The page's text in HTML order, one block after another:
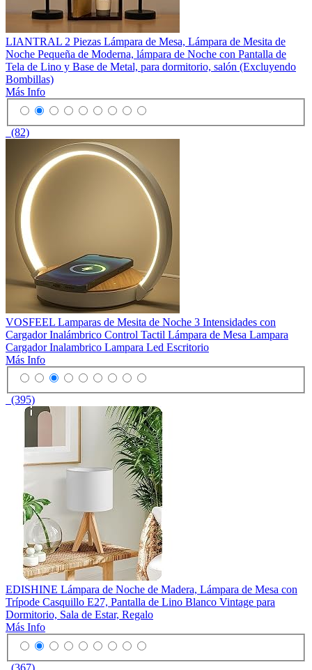
LIANTRAL 2 Piezas Lámpara de Mesa, Lámpara de Mesita de
Noche Pequeña de Moderna, lámpara de Noche con Pantalla de
Tela de Lino y Base de Metal, para dormitorio, salón (Excluyendo
Bombillas)
Más Info
(82)
VOSFEEL Lamparas de Mesita de Noche 3 Intensidades con
Cargador Inalámbrico Control Tactil Lámpara de Mesa Lampara
Cargador Inalambrico Lampara Led Escritorio
Más Info
(395)
EDISHINE Lámpara de Noche de Madera, Lámpara de Mesa con
Trípode Casquillo E27, Pantalla de Lino Blanco Vintage para
Dormitorio, Sala de Estar, Regalo
Más Info
(367)